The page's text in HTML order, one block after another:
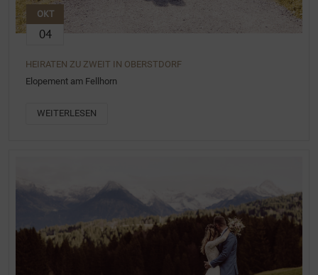
OKT
04
HEIRATEN ZU ZWEIT IN OBERSTDORF
Elopement am Fellhorn
WEITERLESEN